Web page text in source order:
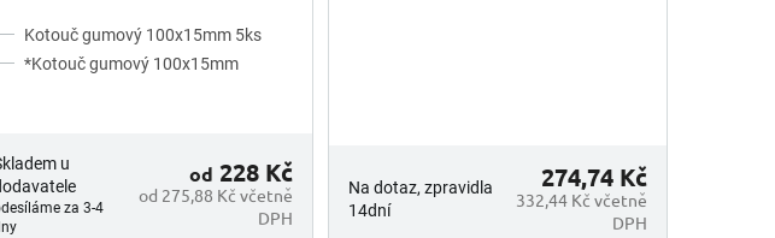
4000rpm - se závitem M8
Kotouč gumový 100x15mm 5ks
*Kotouč gumový 100x15mm
u
za 3-4
od 275,88 Kč včetně
DPH
od 228 Kč
Na dotaz, zpravidla
14dní
332,44 Kč včetně
DPH
274,74 Kč